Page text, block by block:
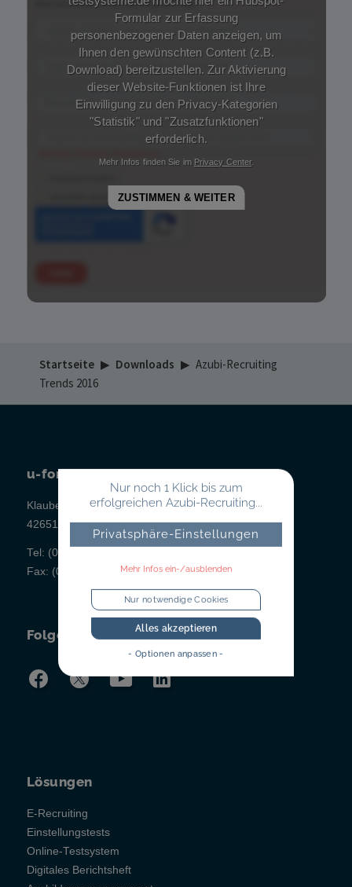
Startseite ▶ Downloads ▶ Azubi-Recruiting
Trends 2016
u-form Testsysteme
Klauberger Straße 1
42651 Solingen
Tel: (02 12) 260 498-0
Fax: (02 12) 260 498-43
Folgen Sie uns!
Lösungen
E-Recruiting
Einstellungstests
Online-Testsystem
Digitales Berichtsheft
Nur noch 1 Klick bis zum
erfolgreichen Azubi-Recruiting...
Privatsphäre-Einstellungen
Mehr Infos ein-/ausblenden
Nur notwendige Cookies
Alles akzeptieren
- Optionen anpassen -